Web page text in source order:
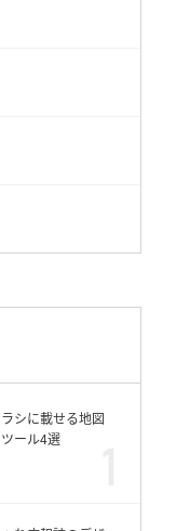
シに載せる地図
ール4選